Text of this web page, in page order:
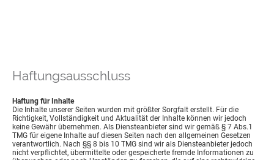
Haftungsausschluss
Haftung für Inhalte
Die Inhalte unserer Seiten wurden mit größter Sorgfalt erstellt. Für die
Richtigkeit, Vollständigkeit und Aktualität der Inhalte können wir jedoch
keine Gewähr übernehmen. Als Diensteanbieter sind wir gemäß § 7 Abs.1
TMG für eigene Inhalte auf diesen Seiten nach den allgemeinen Gesetzen
verantwortlich. Nach §§ 8 bis 10 TMG sind wir als Diensteanbieter jedoch
nicht verpflichtet, übermittelte oder gespeicherte fremde Informationen zu